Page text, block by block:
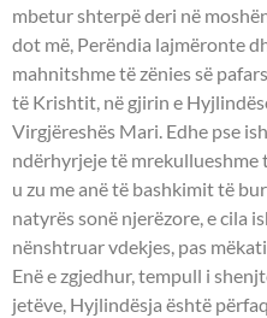
mbetur shterpë deri në
dot më, Perëndia lajmëronte
mahnitshme të zënies së
të Krishtit, në gjirin e
Virgjëreshës Mari. Edhe pse
ndërhyrjeje të mrekullueshme
u zu me anë të bashkimit të
natyrës sonë njerëzore, e cila
nënshtruar vdekjes, pas
Enë e zgjedhur, tempull i
jetëve, Hyjlindësja është